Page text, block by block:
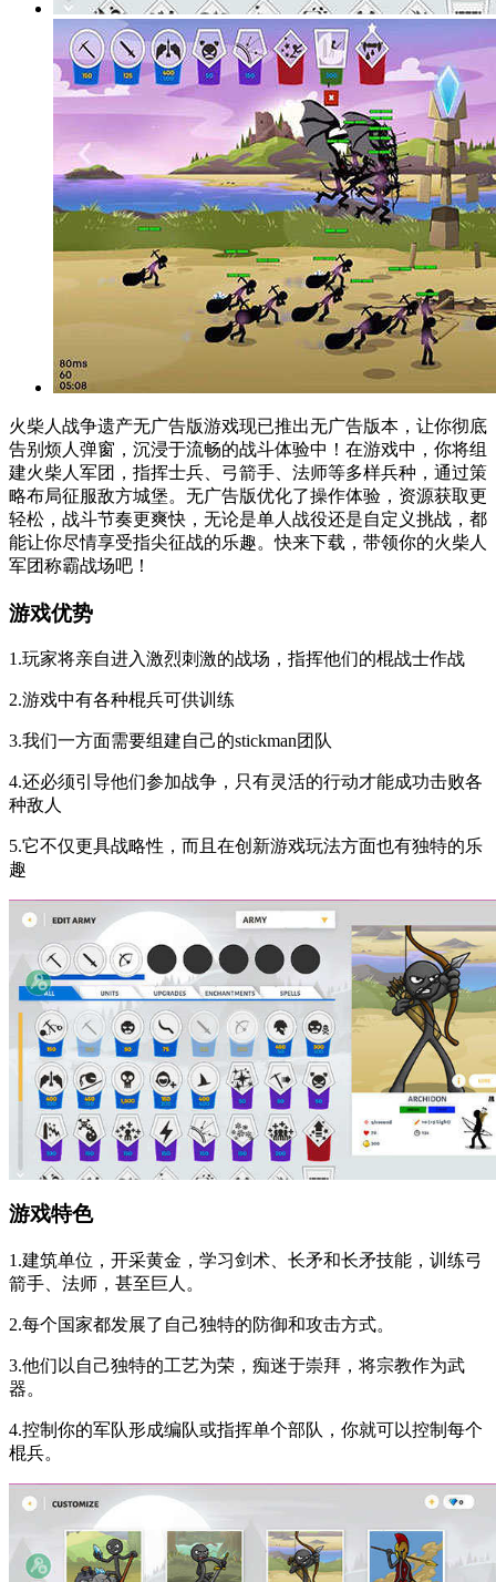
火柴人战争遗产无广告版游戏现已推出无广告版本，让你彻底
告别烦人弹窗，沉浸于流畅的战斗体验中！在游戏中，你将组
建火柴人军团，指挥士兵、弓箭手、法师等多样兵种，通过策
略布局征服敌方城堡。无广告版优化了操作体验，资源获取更
轻松，战斗节奏更爽快，无论是单人战役还是自定义挑战，都
能让你尽情享受指尖征战的乐趣。快来下载，带领你的火柴人
军团称霸战场吧！
游戏优势
1.玩家将亲自进入激烈刺激的战场，指挥他们的棍战士作战
2.游戏中有各种棍兵可供训练
3.我们一方面需要组建自己的stickman团队
4.还必须引导他们参加战争，只有灵活的行动才能成功击败各
种敌人
5.它不仅更具战略性，而且在创新游戏玩法方面也有独特的乐
趣
游戏特色
1.建筑单位，开采黄金，学习剑术、长矛和长矛技能，训练弓
箭手、法师，甚至巨人。
2.每个国家都发展了自己独特的防御和攻击方式。
3.他们以自己独特的工艺为荣，痴迷于崇拜，将宗教作为武
器。
4.控制你的军队形成编队或指挥单个部队，你就可以控制每个
棍兵。